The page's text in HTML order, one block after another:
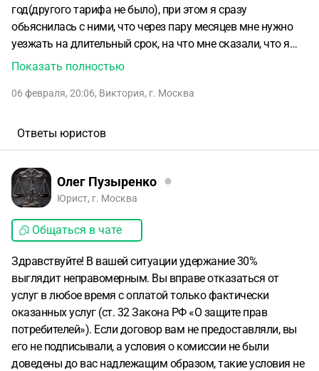
год(другого тарифа не было), при этом я сразу
обьяснилась с ними, что через пару месяцев мне нужно
уезжать на длительный срок, на что мне сказали, что я
могу придти в любой момент и просто расторгнуть
никто договор не показывал, и я ничего не подписывали, у
тренировками, на которо стоит печать и подпись
ссылаясь на пункт в договоре о комиссии в 30% за
расторжение, который я в глаза не видела. Что делать в
Показать полностью
06 февраля, 20:06, Виктория, г. Москва
Ответы юристов
Олег Пузыренко
Юрист, г. Москва
Общаться в чате
Здравствуйте! В вашей ситуации удержание 30%
выглядит неправомерным. Вы вправе отказаться от
услуг в любое время с оплатой только фактически
оказанных услуг (ст. 32 Закона РФ «О защите прав
потребителей»). Если договор вам не предоставляли, вы
его не подписывали, а условия о комиссии не были
доведены до вас надлежащим образом, такие условия не